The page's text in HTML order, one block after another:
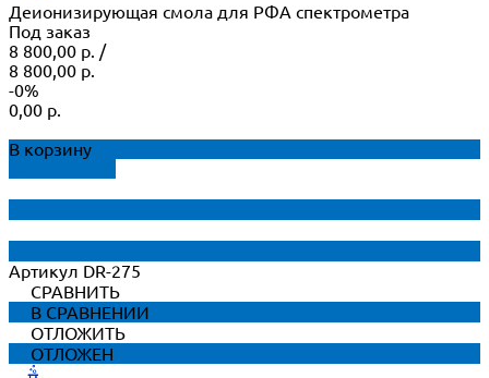
Деионизирующая смола для РФА спектрометра
Под заказ
8 800,00 р. /
8 800,00 р.
-0%
0,00 р.
В корзину
Артикул DR-275
СРАВНИТЬ
В СРАВНЕНИИ
ОТЛОЖИТЬ
ОТЛОЖЕН